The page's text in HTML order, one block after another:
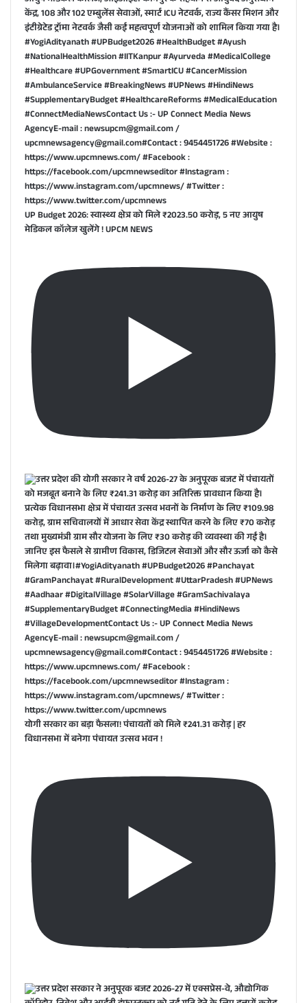
UP Budget 2026: स्वास्थ्य क्षेत्र को मिले ₹2023.50 करोड़, 5 नए आयुष
मेडिकल कॉलेज खुलेंगे ! UPCM NEWS
योगी सरकार का बड़ा फैसला! पंचायतों को मिले ₹241.31 करोड़ | हर
विधानसभा में बनेगा पंचायत उत्सव भवन !